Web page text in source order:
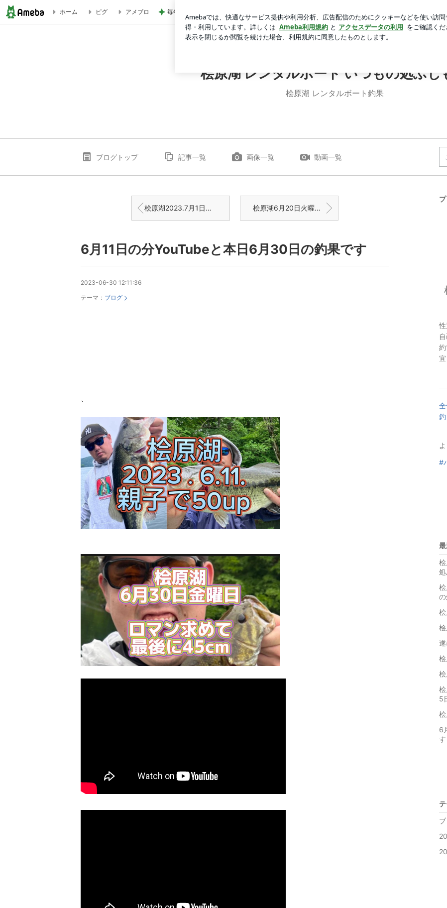
6月11日の分YouTubeと本日6月30日の釣果です | 桧原湖 レンタルボート いつもの処ふじもと
ホーム ピグ アメブロ 毎年楽しみなお気に入りの手帳 ログ
桧原湖 レンタルボート いつもの処ふじ
桧原湖 レンタルボート釣果
ブログトップ 記事一覧 画像一覧 動画一覧
桧原湖2023.7月1日土曜日釣果インタビュー️ 桧原湖6月20日火曜日 2400g BIG FISH 6月21日水曜日 死ぬほど釣れた
6月11日の分YouTubeと本日6月30日の釣果です
2023-06-30 12:11:36
テーマ： ブログ
、
性
#
5
6
す